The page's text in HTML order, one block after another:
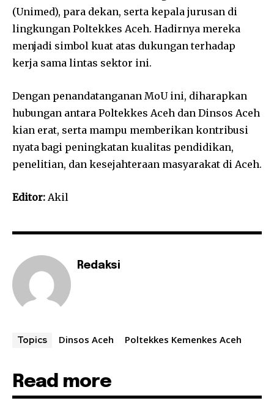
(Unimed), para dekan, serta kepala jurusan di
lingkungan Poltekkes Aceh. Hadirnya mereka
menjadi simbol kuat atas dukungan terhadap
kerja sama lintas sektor ini.
Dengan penandatanganan MoU ini, diharapkan
hubungan antara Poltekkes Aceh dan Dinsos Aceh
kian erat, serta mampu memberikan kontribusi
nyata bagi peningkatan kualitas pendidikan,
penelitian, dan kesejahteraan masyarakat di Aceh.
Editor: Akil
Redaksi
Topics Dinsos Aceh Poltekkes Kemenkes Aceh
Read more